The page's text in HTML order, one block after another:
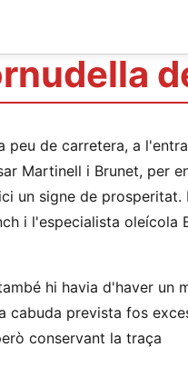
peu de carretera, a
Martinell i Brunet, per
un signe de prosperitat.
i l'especialista oleícola
hi havia d'haver un
cabuda prevista fos
conservant la traça